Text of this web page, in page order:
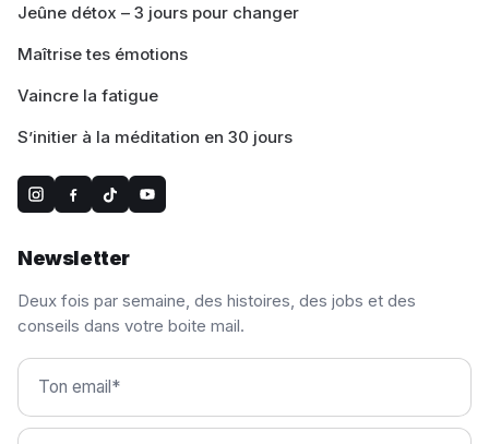
Jeûne détox – 3 jours pour changer
Maîtrise tes émotions
Vaincre la fatigue
S’initier à la méditation en 30 jours
Newsletter
Deux fois par semaine, des histoires, des jobs et des
conseils dans votre boite mail.